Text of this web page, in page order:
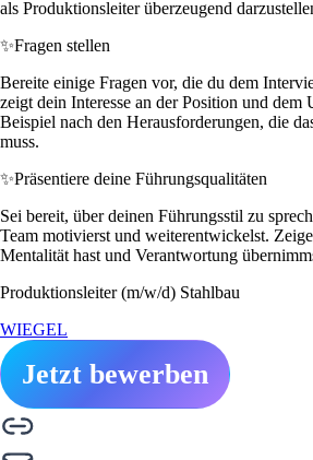
als Produktionsleiter überzeugend
✨Fragen stellen
Bereite einige Fragen vor, die du dem
zeigt dein Interesse an der Position und dem
Beispiel nach den Herausforderungen, die
muss.
✨Präsentiere deine Führungsqualitäten
Sei bereit, über deinen Führungsstil zu
Team motivierst und weiterentwickelst.
Mentalität hast und Verantwortung
Produktionsleiter (m/w/d) Stahlbau
WIEGEL
Jetzt bewerben